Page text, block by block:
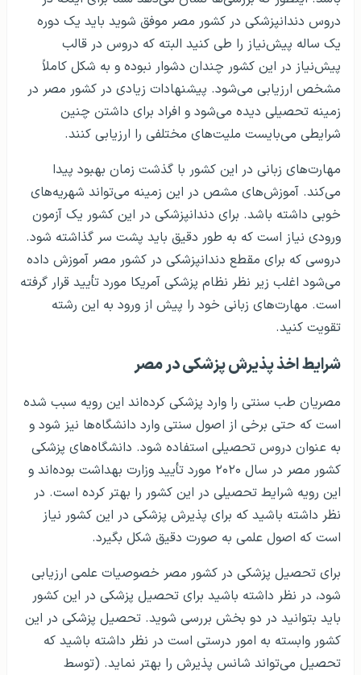
دروس دندانپزشکی در کشور مصر موفق شوید باید یک دوره
یک ساله پیش‌نیاز را طی کنید البته که دروس در قالب
پیش‌نیاز در این کشور چندان دشوار نبوده و به شکل کاملاً
مشخص ارزیابی می‌شود. پیشنهادات زیادی در کشور مصر در
زمینه تحصیلی دیده می‌شود و افراد برای داشتن چنین
شرایطی می‌بایست ملیت‌های مختلفی را ارزیابی کنند.
مهارت‌های زبانی در این کشور با گذشت زمان بهبود پیدا
می‌کند. آموزش‌های مشص در این زمینه می‌تواند شهریه‌های
خوبی داشته باشد. برای دندانپزشکی در این کشور یک آزمون
ورودی نیاز است که به طور دقیق باید پشت سر گذاشته شود.
دروسی که برای مقطع دندانپزشکی در کشور مصر آموزش داده
می‌شود اغلب زیر نظر نظام پزشکی آمریکا مورد تأیید قرار گرفته
است. مهارت‌های زبانی خود را پیش از ورود به این رشته
تقویت کنید.
شرایط اخذ پذیرش پزشکی در مصر
مصریان طب سنتی را وارد پزشکی کرده‌اند این رویه سبب شده
است که حتی برخی از اصول سنتی وارد دانشگاه‌ها نیز شود و
به عنوان دروس تحصیلی استفاده شود. دانشگاه‌های پزشکی
کشور مصر در سال ۲۰۲۰ مورد تأیید وزارت بهداشت بوده‌اند و
این رویه شرایط تحصیلی در این کشور را بهتر کرده است. در
نظر داشته باشید که برای پذیرش پزشکی در این کشور نیاز
است که اصول علمی به صورت دقیق شکل بگیرد.
برای تحصیل پزشکی در کشور مصر خصوصیات علمی ارزیابی
شود، در نظر داشته باشید برای تحصیل پزشکی در این کشور
باید بتوانید در دو بخش بررسی شوید. تحصیل پزشکی در این
کشور وابسته به امور درستی است در نظر داشته باشید که
تحصیل می‌تواند شانس پذیرش را بهتر نماید. (توسط